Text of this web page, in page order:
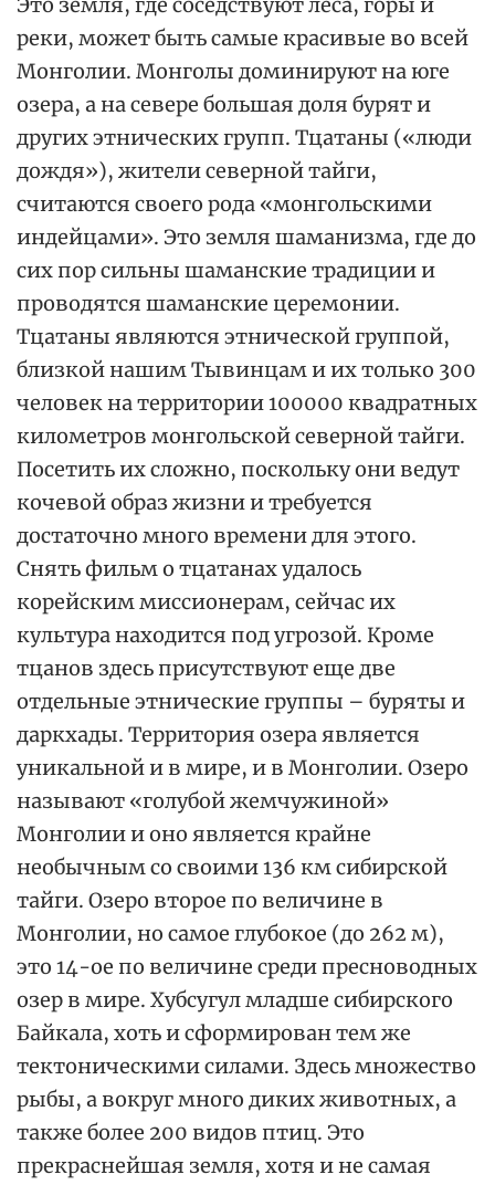
Это земля, где соседствуют леса, горы и
реки, может быть самые красивые во всей
Монголии. Монголы доминируют на юге
озера, а на севере большая доля бурят и
других этнических групп. Тцатаны («люди
дождя»), жители северной тайги,
считаются своего рода «монгольскими
индейцами». Это земля шаманизма, где до
сих пор сильны шаманские традиции и
проводятся шаманские церемонии.
Тцатаны являются этнической группой,
близкой нашим Тывинцам и их только 300
человек на территории 100000 квадратных
километров монгольской северной тайги.
Посетить их сложно, поскольку они ведут
кочевой образ жизни и требуется
достаточно много времени для этого.
Снять фильм о тцатанах удалось
корейским миссионерам, сейчас их
культура находится под угрозой. Кроме
тцанов здесь присутствуют еще две
отдельные этнические группы – буряты и
даркхады. Территория озера является
уникальной и в мире, и в Монголии. Озеро
называют «голубой жемчужиной»
Монголии и оно является крайне
необычным со своими 136 км сибирской
тайги. Озеро второе по величине в
Монголии, но самое глубокое (до 262 м),
это 14-ое по величине среди пресноводных
озер в мире. Хубсугул младше сибирского
Байкала, хоть и сформирован тем же
тектоническими силами. Здесь множество
рыбы, а вокруг много диких животных, а
также более 200 видов птиц. Это
прекраснейшая земля, хотя и не самая